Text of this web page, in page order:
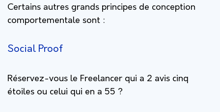
Certains autres grands principes de conception
comportementale sont :
Social Proof
Réservez-vous le Freelancer qui a 2 avis cinq
étoiles ou celui qui en a 55 ?